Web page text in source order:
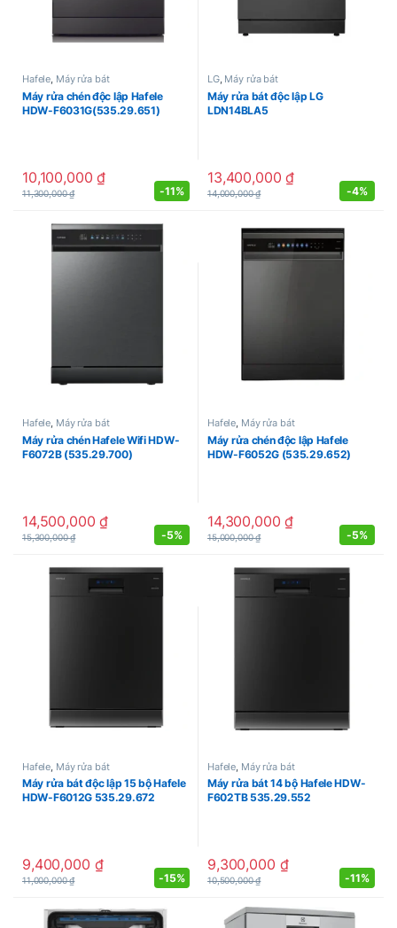
Hafele, Máy rửa bát
Máy rửa chén độc lập Hafele
HDW-F6031G(535.29.651)
10,100,000₫
11,300,000₫ -11%
LG, Máy rửa bát
Máy rửa bát độc lập LG
LDN14BLA5
13,400,000₫
14,000,000₫ -4%
Hafele, Máy rửa bát
Máy rửa chén Hafele Wifi HDW-
F6072B (535.29.700)
14,500,000₫
15,300,000₫ -5%
Hafele, Máy rửa bát
Máy rửa chén độc lập Hafele
HDW-F6052G (535.29.652)
14,300,000₫
15,000,000₫ -5%
Hafele Máy rửa bát
Máy rửa bát độc lập 15 bộ Hafele
HDW-F6012G 535.29.672
9,400,000 ₫
11,000,000₫ -15%
Hafele Máy rửa bát
Máy rửa bát 14 bộ Hafele HDW-
F602TB 535.29.552
9,300,000 ₫
10,500,000₫ -11%